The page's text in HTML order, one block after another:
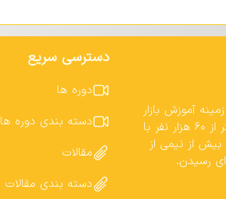
پهلوان از سال ۱۳۹۸ در زمینه آموزش بازار
طلای آنلاین فعالیت داره. تا الان بیشتر از ۶۰ هزار نفر با
از نیمی از
رسیدن.
دسترسی سریع
دوره ها
دسته بندی دوره ها
مقالات
دسته بندی مقالات